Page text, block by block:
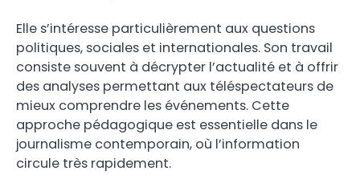
Elle s’intéresse particulièrement aux questions
politiques, sociales et internationales. Son travail
consiste souvent à décrypter l’actualité et à offrir
des analyses permettant aux téléspectateurs de
mieux comprendre les événements. Cette
approche pédagogique est essentielle dans le
journalisme contemporain, où l’information
circule très rapidement.